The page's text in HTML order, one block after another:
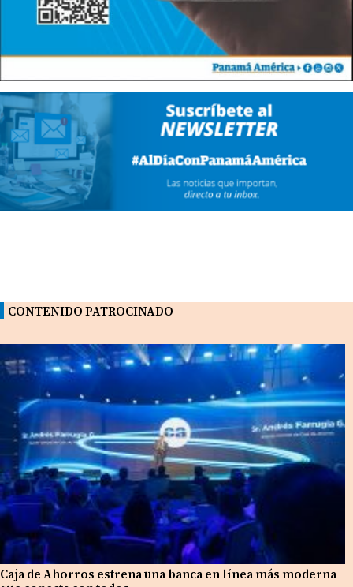
CONTENIDO PATROCINADO
Caja de Ahorros estrena una banca en línea más moderna